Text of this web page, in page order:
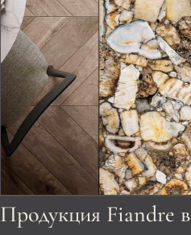
Продукция Fiandre в